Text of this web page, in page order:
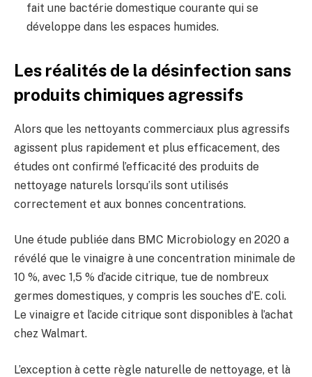
fait une bactérie domestique courante qui se
développe dans les espaces humides.
Les réalités de la désinfection sans
produits chimiques agressifs
Alors que les nettoyants commerciaux plus agressifs
agissent plus rapidement et plus efficacement, des
études ont confirmé l’efficacité des produits de
nettoyage naturels lorsqu’ils sont utilisés
correctement et aux bonnes concentrations.
Une étude publiée dans BMC Microbiology en 2020 a
révélé que le vinaigre à une concentration minimale de
10 %, avec 1,5 % d’acide citrique, tue de nombreux
germes domestiques, y compris les souches d’E. coli.
Le vinaigre et l’acide citrique sont disponibles à l’achat
chez Walmart.
L’exception à cette règle naturelle de nettoyage, et là